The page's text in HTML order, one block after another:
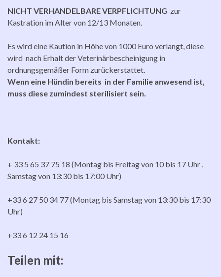
NICHT VERHANDELBARE VERPFLICHTUNG zur
Kastration im Alter von 12/13 Monaten.
Es wird eine Kaution in Höhe von 1000 Euro verlangt, diese
wird nach Erhalt der Veterinärbescheinigung in
ordnungsgemäßer Form zurückerstattet.
Wenn eine Hündin bereits in der Familie anwesend ist,
muss diese zumindest sterilisiert sein.
Kontakt:
+ 33 5 65 37 75 18 (Montag bis Freitag von 10 bis 17 Uhr ,
Samstag von 13:30 bis 17:00 Uhr)
+33 6 27 50 34 77 (Montag bis Samstag von 13:30 bis 17:30
Uhr)
+33 6 12 24 15 16
Teilen mit: